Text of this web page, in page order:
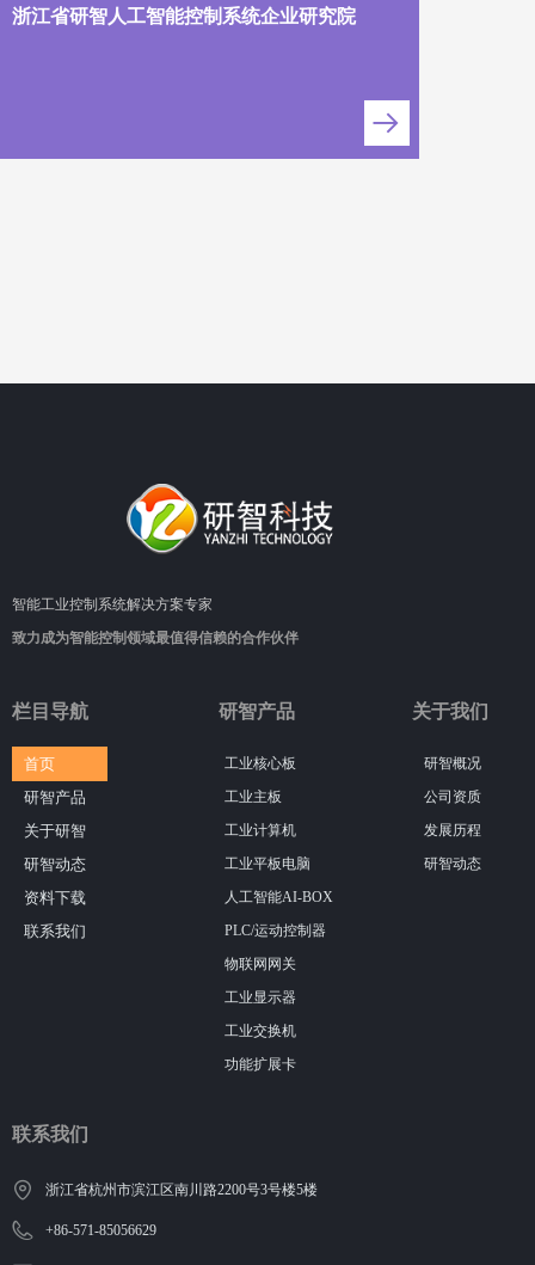
浙江省研智人工智能控制系统企业研究院
뀠
栏目导航
首页
研智产品
关于研智
研智动态
资料下载
联系我们
工业核心板
工业主板
工业计算机
工业平板电脑
人工智能AI-BOX
PLC/运动控制器
物联网网关
工业显示器
工业交换机
功能扩展卡
研智产品
研智概况
公司资质
发展历程
研智动态
关于我们
联系我们
浙江省杭州市滨江区南川路2200号3号楼5楼
+86-571-85056629
智能工业控制系统解决方案专家
致力成为智能控制领域最值得信赖的合作伙伴